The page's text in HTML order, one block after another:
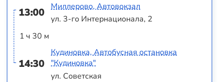
13:00
1 ч 30 м
14:30
Миллерово, Автовокзал
ул. 3-го Интернационала, 2
Кудиновка, Автобусная остановка
"Кудиновка"
ул. Советская